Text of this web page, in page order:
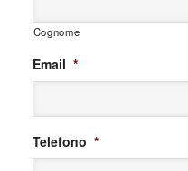
Cognome
Email *
Telefono *